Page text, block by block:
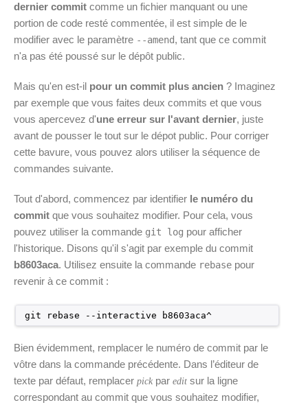
dernier commit comme un fichier manquant ou une
portion de code resté commentée, il est simple de le
modifier avec le paramètre --amend, tant que ce commit
n'a pas été poussé sur le dépôt public.
Mais qu'en est-il pour un commit plus ancien ? Imaginez
par exemple que vous faites deux commits et que vous
vous apercevez d'une erreur sur l'avant dernier, juste
avant de pousser le tout sur le dépot public. Pour corriger
cette bavure, vous pouvez alors utiliser la séquence de
commandes suivante.
Tout d'abord, commencez par identifier le numéro du
commit que vous souhaitez modifier. Pour cela, vous
pouvez utiliser la commande git log pour afficher
l'historique. Disons qu'il s'agit par exemple du commit
b8603aca. Utilisez ensuite la commande rebase pour
revenir à ce commit :
git rebase --interactive b8603aca^
Bien évidemment, remplacer le numéro de commit par le
vôtre dans la commande précédente. Dans l’éditeur de
texte par défaut, remplacer pick par edit sur la ligne
correspondant au commit que vous souhaitez modifier,